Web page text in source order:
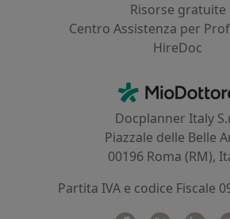
Risorse gratuite
Centro Assistenza per
HireDoc
MioDottore
Docplanner Italy
Piazzale delle Belle
00196 Roma (RM),
Partita IVA e codice Fiscale